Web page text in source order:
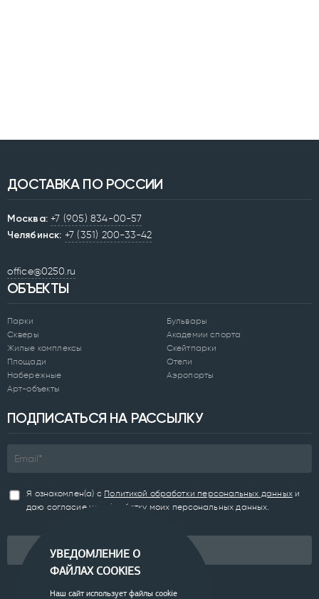
ДОСТАВКА ПО РОССИИ
Москва: +7 (905) 834-00-57
Челябинск: +7 (351) 200-33-42
office@0250.ru
ОБЪЕКТЫ
Парки
Скверы
Жилые комплексы
Площади
Набережные
Арт-объекты
Бульвары
Академии спорта
Скейтпарки
Отели
Аэропорты
ПОДПИСАТЬСЯ НА РАССЫЛКУ
Я ознакомлен(а) с Политикой обработки персональных данныхи
даю согласие на обработку моих персональных данных.
Подписаться
УВЕДОМЛЕНИЕ О
ФАЙЛАХ COOKIES
Наш сайт использует файлы cookie